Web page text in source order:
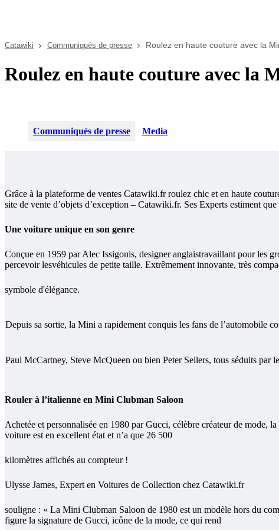
Catawiki Communiqués de presse Roulez en haute couture avec la
Roulez en haute couture avec la
Communiqués de presse Media
Grâce à la plateforme de ventes Catawiki.fr roulez chic et en haute
site de vente d’objets d’exception – Catawiki.fr. Ses Experts estiment
Une voiture unique en son genre
Conçue en 1959 par Alec Issigonis, designer anglaistravaillant pour les
percevoir lesvéhicules de petite taille. Extrêmement innovante, très
symbole d'élégance.
Depuis sa sortie, la Mini a rapidement conquis les fans de l’automobile
Paul McCartney, Steve McQueen ou bien Peter Sellers, tous séduits par
Rouler à l’italienne en Mini Clubman Saloon
Achetée et personnalisée en 1980 par Gucci, célèbre créateur de mode,
voiture est en excellent état et n’a que 26 500
kilomètres affichés au compteur !
Ulysse James, Expert en Voitures de Collection chez Catawiki.fr
souligne : « La Mini Clubman Saloon de 1980 est un modèle hors du
figure la signature de Gucci, icône de la mode, ce qui rend